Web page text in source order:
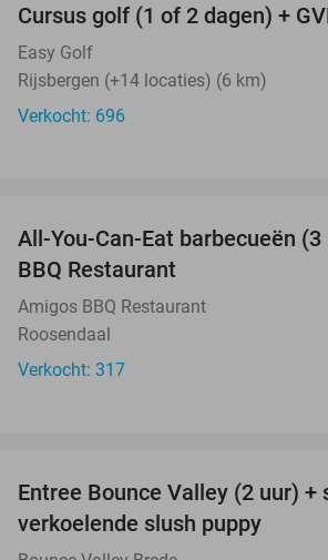
Cursus golf (1 of 2 dagen) +
Easy Golf
Rijsbergen (+14 locaties) (6 km)
Verkocht: 696
All-You-Can-Eat barbecueën
BBQ Restaurant
Amigos BBQ Restaurant
Roosendaal
Verkocht: 317
Entree Bounce Valley (2 uur) +
verkoelende slush puppy